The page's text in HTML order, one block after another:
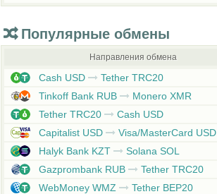
Популярные обмены
Направления обмена
Cash USD
Tether TRC20
Tinkoff Bank RUB
Monero XMR
Tether TRC20
Cash USD
Capitalist USD
Visa/MasterCard USD
Halyk Bank KZT
Solana SOL
Gazprombank RUB
Tether TRC20
WebMoney WMZ
Tether BEP20